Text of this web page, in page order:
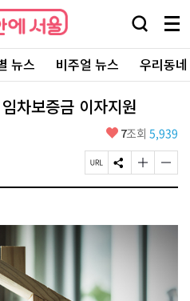
검
창
열
기
메
뉴
전
체
보
뉴스 비주얼 뉴스 우리동
차보증금 이자지원
좋
요
7조회 5,939
페
이
R
S
N
유
글
자
크
글
자
작
기